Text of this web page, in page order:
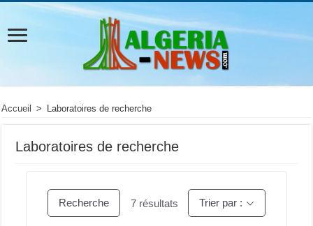
Accueil > Laboratoires de recherche
Laboratoires de recherche
Recherche 7 résultats Trier par :